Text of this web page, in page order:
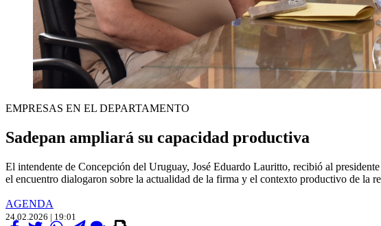
EMPRESAS EN EL DEPARTAMENTO
Sadepan ampliará su capacidad productiva
El intendente de Concepción del Uruguay, José Eduardo Lauritto, recibió al
el encuentro dialogaron sobre la actualidad de la firma y el contexto productivo de la
AGENDA
24.02.2026 | 19:01